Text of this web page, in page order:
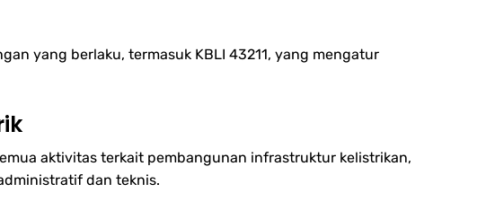
yang berlaku, termasuk KBLI 43211, yang mengatur
aktivitas terkait pembangunan infrastruktur kelistrikan,
dan teknis.